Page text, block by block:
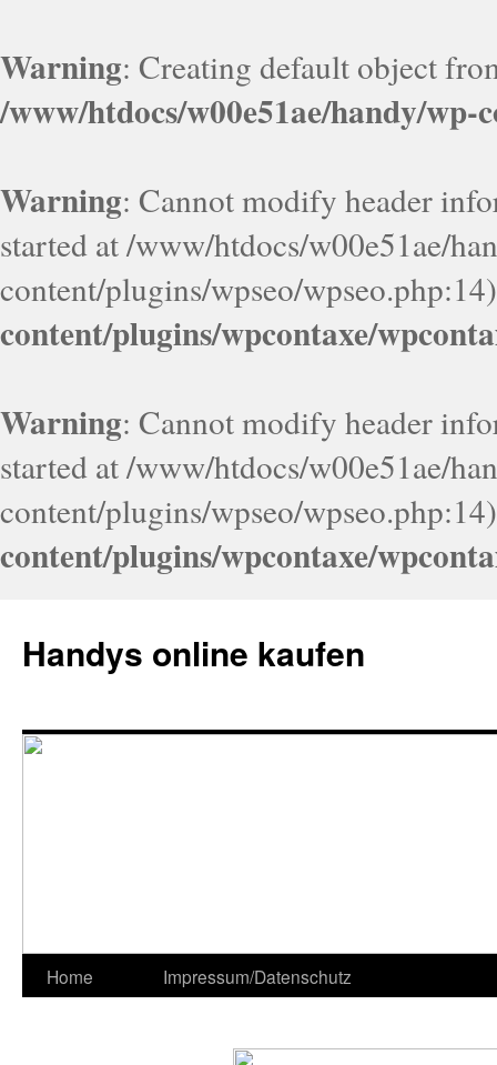
Warning: Creating default object
/www/htdocs/w00e51ae/handy/wp-
Warning: Cannot modify header
started at /www/htdocs/w00e51ae/
content/plugins/wpseo/
content/plugins/wpcontaxe/
Warning: Cannot modify header
started at /www/htdocs/w00e51ae/
content/plugins/wpseo/
content/plugins/wpcontaxe/
Handys online kaufen
Home Impressum/Datenschutz